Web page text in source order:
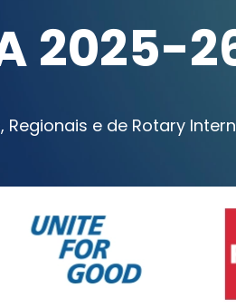
2025-
Regionais e de Rotary